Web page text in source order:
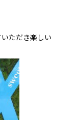
ただき楽しい